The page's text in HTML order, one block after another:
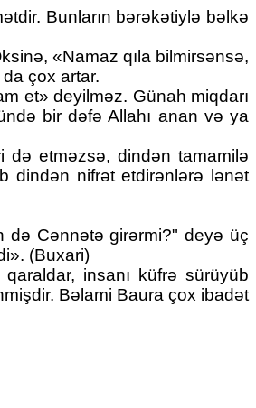
Bunların bərəkətiylə bəlkə
«Namaz qıla bilmirsənsə,
çox artar.
et» deyilməz. Günah miqdarı
bir dəfə Allahı anan və ya
də etməzsə, dindən tamamilə
dindən nifrət etdirənlərə lənət
də Cənnətə girərmi?" deyə üç
(Buxari)
insanı küfrə sürüyüb
Bəlami Baura çox ibadət